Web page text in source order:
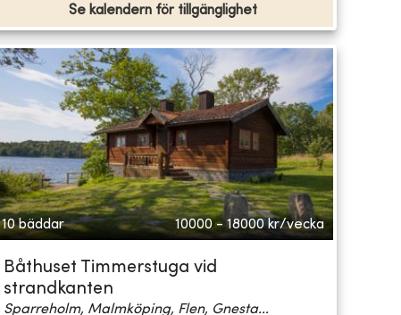
Se kalendern för tillgänglighet
10 bäddar 10000 - 18000 kr/vecka
Båthuset Timmerstuga vid
strandkanten
Sparreholm, Malmköping, Flen, Gnesta...